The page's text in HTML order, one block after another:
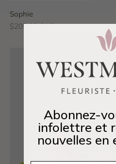
Sophie
Prix de vente
$205.00 CAD
Abonnez-
infolettre et
nouvelles en